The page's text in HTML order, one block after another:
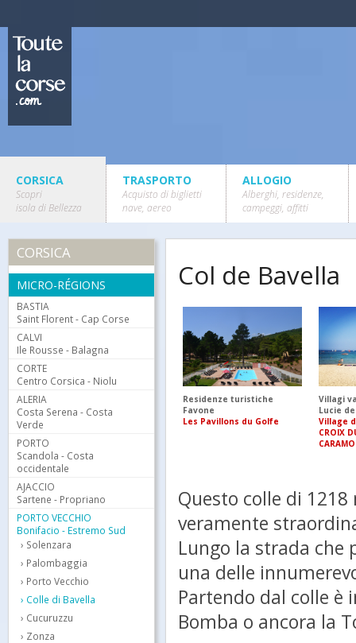
CORSICA
Scopri
isola di Bellezza
TRASPORTO
Acquisto di biglietti
nave, aereo
ALLOGIO
Alberghi, residenze,
campeggi, affitti
CORSICA
MICRO-RÉGIONS
BASTIA
Saint Florent - Cap Corse
CALVI
Ile Rousse - Balagna
CORTE
Centro Corsica - Niolu
ALERIA
Costa Serena - Costa
Verde
PORTO
Scandola - Costa
occidentale
AJACCIO
Sartene - Propriano
PORTO VECCHIO
Bonifacio - Estremo Sud
Solenzara
Palombaggia
Porto Vecchio
Colle di Bavella
Cucuruzzu
Zonza
Col de Bavella
Residenze turistiche
Favone
Les Pavillons du Golfe
Villagi
Lucie
Village
CROIX
Questo colle di
veramente
Lungo la strada che
una delle
Partendo dal colle è
Bomba o ancora la